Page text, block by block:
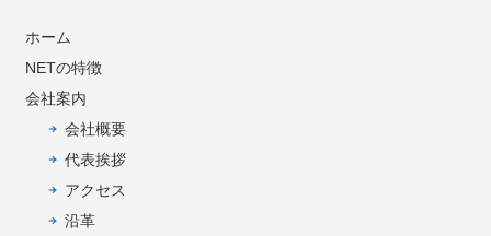
ホーム
NETの特徴
会社案内
会社概要
代表挨拶
アクセス
沿革